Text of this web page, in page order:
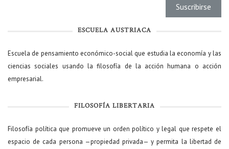
ESCUELA AUSTRIACA
Escuela de pensamiento económico-social que estudia la economía y las
ciencias sociales usando la filosofía de la acción humana o acción
empresarial.
FILOSOFÍA LIBERTARIA
Filosofía política que promueve un orden político y legal que respete el
espacio de cada persona —propiedad privada— y permita la libertad de